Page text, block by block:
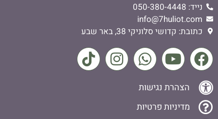
נייד: 050-380-4448
info@7huliot.com
כתובת: קדושי סלוניקי 38, באר שבע
הצהרת נגישות
מדיניות פרטיות